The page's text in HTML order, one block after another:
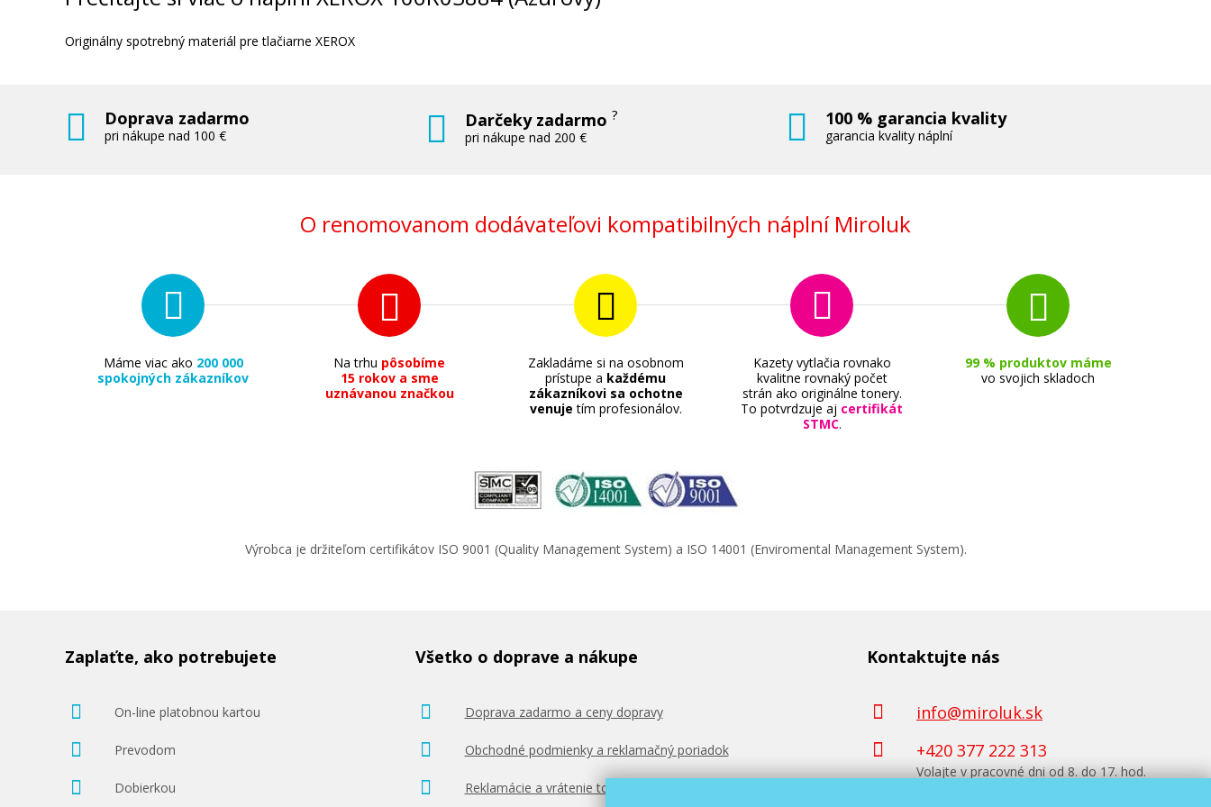
Originálny spotrebný materiál pre tlačiarne XEROX
Doprava zadarmo
pri nákupe nad 100 €
Darčeky zadarmo?
pri nákupe nad 200 €
100 % garancia kvality
garancia kvality náplní
O renomovanom dodávateľovi kompatibilných náplní Miroluk
Máme viac ako 200 000
spokojných zákazníkov
Na trhu pôsobíme
15 rokov a sme
uznávanou značkou
Zakladáme si na osobnom
prístupe a každému
zákazníkovi sa ochotne
venuje tím profesionálov.
Kazety vytlačia rovnako
kvalitne rovnaký počet
strán ako originálne tonery.
To potvrdzuje aj certifikát
STMC.
99 % produktov máme
vo svojich skladoch
Výrobca je držiteľom certifikátov ISO 9001 (Quality Management System) a ISO 14001 (Enviromental Management System).
Zaplaťte, ako potrebujete
On-line platobnou kartou
Prevodom
Dobierkou
Všetko o doprave a nákupe
Doprava zadarmo a ceny dopravy
Obchodné podmienky a reklamačný poriadok
Reklamácie a vrátenie tovaru
Kontaktujte nás
info@miroluk.sk
+420 377 222 313
Volajte v pracovné dni od 8. do 17. hod.